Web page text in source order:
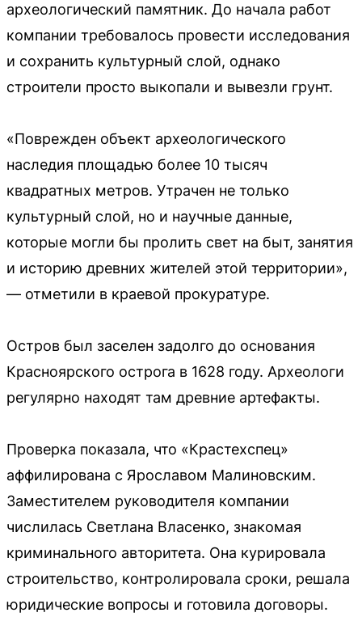
археологический памятник. До начала работ
компании требовалось провести исследования
и сохранить культурный слой, однако
строители просто выкопали и вывезли грунт.
«Поврежден объект археологического
наследия площадью более 10 тысяч
квадратных метров. Утрачен не только
культурный слой, но и научные данные,
которые могли бы пролить свет на быт, занятия
и историю древних жителей этой территории»,
— отметили в краевой прокуратуре.
Остров был заселен задолго до основания
Красноярского острога в 1628 году. Археологи
регулярно находят там древние артефакты.
Проверка показала, что «Крастехспец»
аффилирована с Ярославом Малиновским.
Заместителем руководителя компании
числилась Светлана Власенко, знакомая
криминального авторитета. Она курировала
строительство, контролировала сроки, решала
юридические вопросы и готовила договоры.